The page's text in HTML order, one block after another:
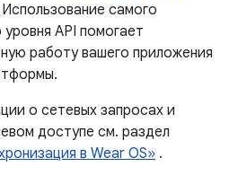
Использование самого
API помогает
работу вашего приложения
о сетевых запросах и
доступе см. раздел
в Wear OS» .